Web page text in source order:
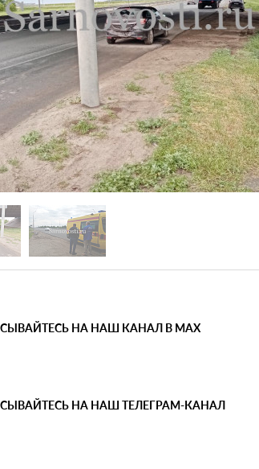
НА НАШ КАНАЛ В MAX
НА НАШ ТЕЛЕГРАМ-КАНАЛ